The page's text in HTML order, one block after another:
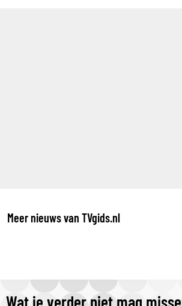
Meer nieuws van TVgids.nl
Wat je verder niet mag